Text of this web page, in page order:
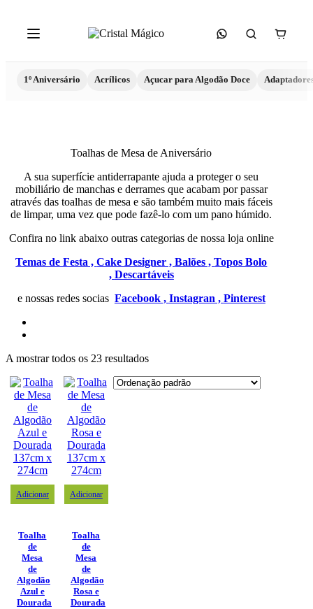
1º Aniversário Acrílicos Açucar para Algodão Doce
Toalhas de Mesa de Aniversário
A sua superfície antiderrapante ajuda a proteger o seu
mobiliário de manchas e derrames que acabam por passar
através das toalhas de mesa e são também muito mais fáceis
de limpar, uma vez que pode fazê-lo com um pano húmido.
Confira no link abaixo outras categorias de nossa loja online
Temas de Festa ,Cake Designer ,Balões ,Topos Bolo
, Descartáveis
e nossas redes socias Facebook , Instagran , Pinterest
A mostrar todos os 23 resultados
Adicionar
Toalha
de
Mesa
de
Algodão
Azul e
Dourada
Adicionar
Toalha
de
Mesa
de
Algodão
Rosa e
Dourada